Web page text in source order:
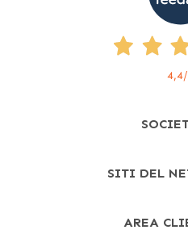
4,4
SITI DEL
AREA